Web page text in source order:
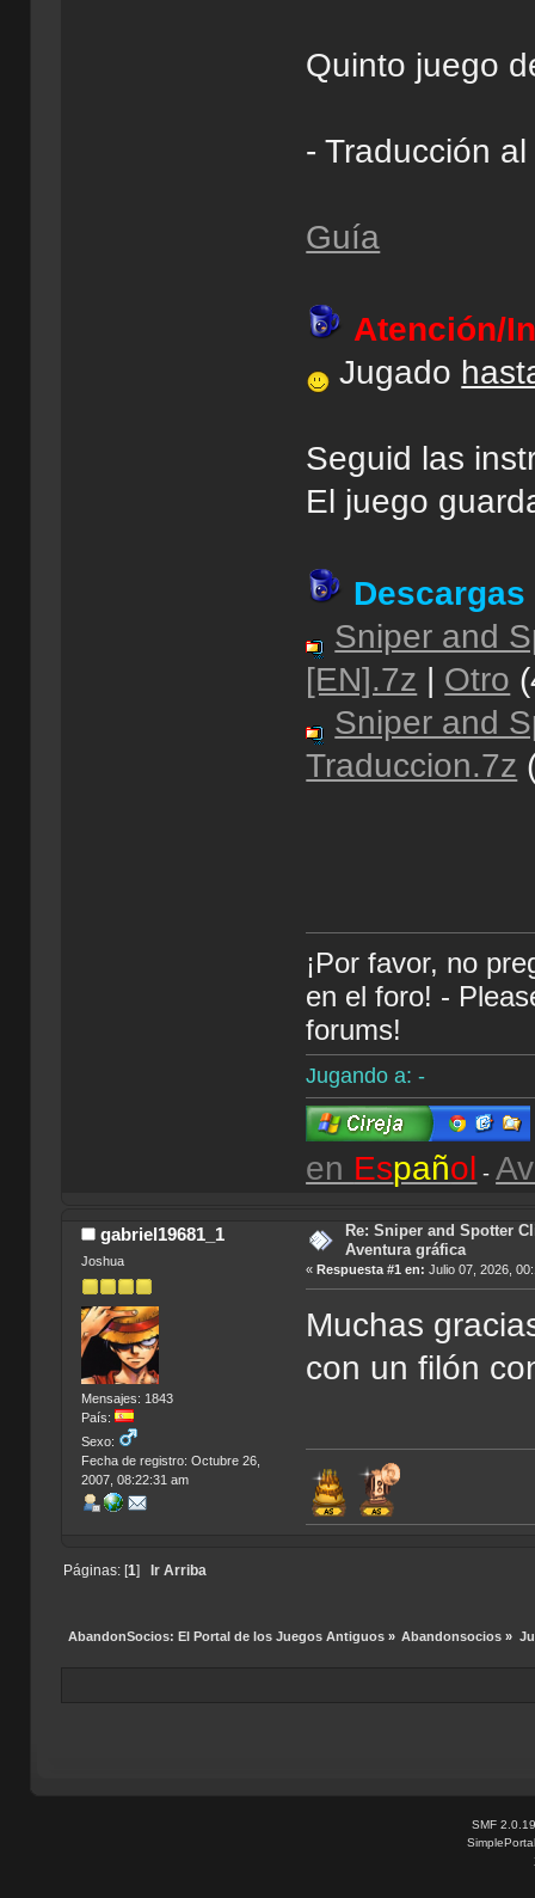
Quinto juego
- Traducción
Guía
Atención/
Jugado
Seguid las
El juego
Descargas
Sniper and
[EN].7z | Otro
Sniper and
Traduccion.7z
¡Por favor, no
en el foro! -
forums!
Jugando a: -
en Español -
gabriel19681_1
Joshua
Mensajes: 1843
País:
Sexo:
Fecha de registro: Octubre 26,
2007, 08:22:31 am
Re: Sniper and Spotter
Aventura gráfica
«Respuesta #1 en: Julio 07, 2026,
Muchas
con un filón
Páginas: [ 1] Ir Arriba
AbandonSocios: El Portal de los Juegos Antiguos» Abandonsocios »
SMF 2.0.19